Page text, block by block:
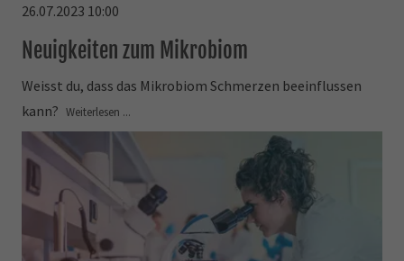
26.07.2023 10:00
Neuigkeiten zum Mikrobiom
Weisst du, dass das Mikrobiom Schmerzen beeinflussen
kann? Weiterlesen ...